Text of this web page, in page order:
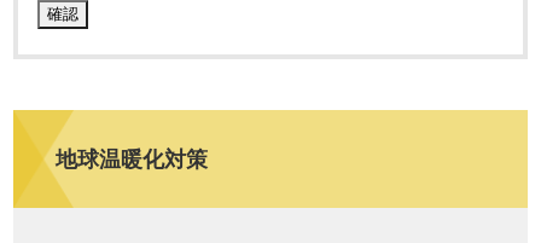
地球温暖化対策